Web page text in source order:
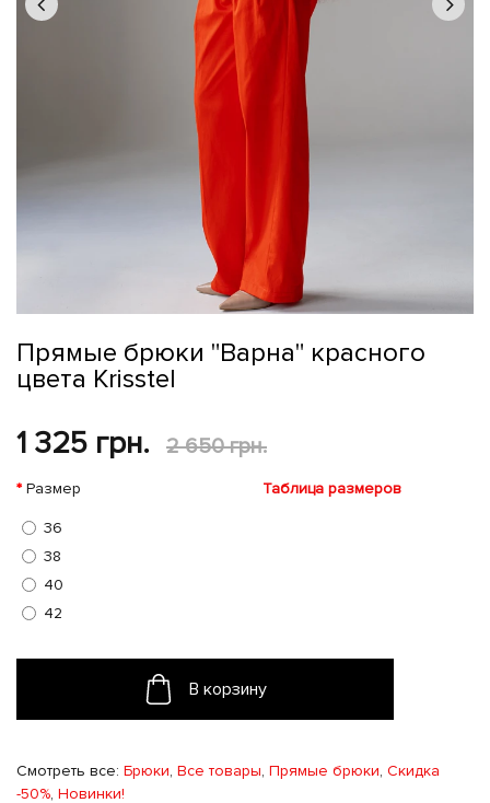
Прямые брюки "Варна" красного
цвета Krisstel
1 325 грн. 2 650 грн.
Таблица размеров
Размер
36
38
40
42
В корзину
Смотреть все: Брюки, Все товары, Прямые брюки, Скидка
-50%, Новинки!